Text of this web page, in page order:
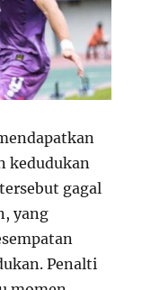
kedudukan
gagal
yang
Penalti